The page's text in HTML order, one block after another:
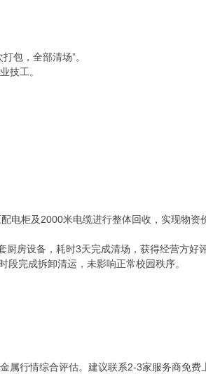
包，全部清场”。
技工。
电柜及2000米电缆进行整体回收，实现物资
房设备，耗时3天完成清场，获得经营方好评
完成拆卸清运，未影响正常校园秩序。
属行情综合评估。建议联系2-3家服务商免费